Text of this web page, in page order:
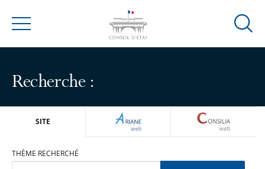
Menu
Ouvrir
Recherche :
SITE ARIANEWEB
THÈME RECHERCHÉ